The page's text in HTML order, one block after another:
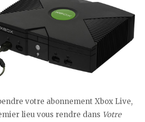
votre abonnement Xbox Live,
lieu vous rendre dans Votre